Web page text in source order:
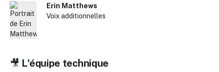
Erin Matthews
Voix additionnelles
🎥 L'équipe technique